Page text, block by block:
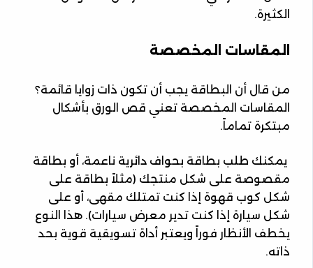
الكثيرة.
المقاسات المخصصة
من قال أن البطاقة يجب أن تكون ذات زوايا قائمة؟
المقاسات المخصصة تعني قص الورق بأشكال
مبتكرة تماماً.
يمكنك طلب بطاقة بحواف دائرية ناعمة، أو بطاقة
مقصوصة على شكل منتجك (مثلاً بطاقة على
شكل كوب قهوة إذا كنت تمتلك مقهى، أو على
شكل سيارة إذا كنت تدير معرض سيارات). هذا النوع
يخطف الأنظار فوراً ويعتبر أداة تسويقية قوية بحد
ذاته.